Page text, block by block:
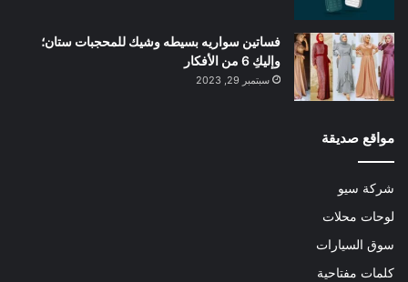
فساتين سواريه بسيطه وشيك للمحجبات ستان؛
وإليكِ 6 من الأفكار
سبتمبر 29, 2023
مواقع صديقة
شركة سيو
لوحات محلات
سوق السيارات
كلمات مفتاحية